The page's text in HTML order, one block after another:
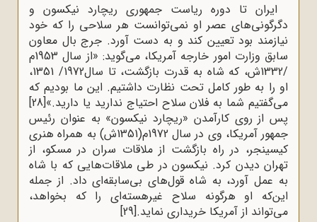
ایران تا دوره ریاست جمهوری ریچارد نیکسون و
دگرگونی‌های عصر او نمی‌توانست هر سلاحی را که خود
نیازمند بود تعیین کند و به دست آورد. جرج بال معاون
سابق وزارت امور خارجه آمریکا، می‌گوید: «از سال 1953م
/1332ش، که شاه به قدرت بازگشت، تا سال1972/ 1351،
او را به طور کامل تحت نظارت داشتیم. این ما بودیم که
می‌گفتیم شما به فلان سلاح احتیاج ندارید یا دارید.»[28]
پس از روی کارآمدن «ریچارد نیکسون» به عنوان رئیس
جمهور آمریکا، وی در سال 1972م(1351ش) به همراه هنری
کیسینجر، در راه بازگشت از ملاقات سران در مسکو، از
تهران دیدن کرد. نیکسون در طی ملاقات‌هایی که با شاه
به عمل آورد، به شاه قول‌های بی‌سابقه‌ای داد. از جمله
این‌که او هرگونه سلاح غیرهسته‌ای را که بخواهد،
می‌تواند از آمریکا خریداری نماید.[29]